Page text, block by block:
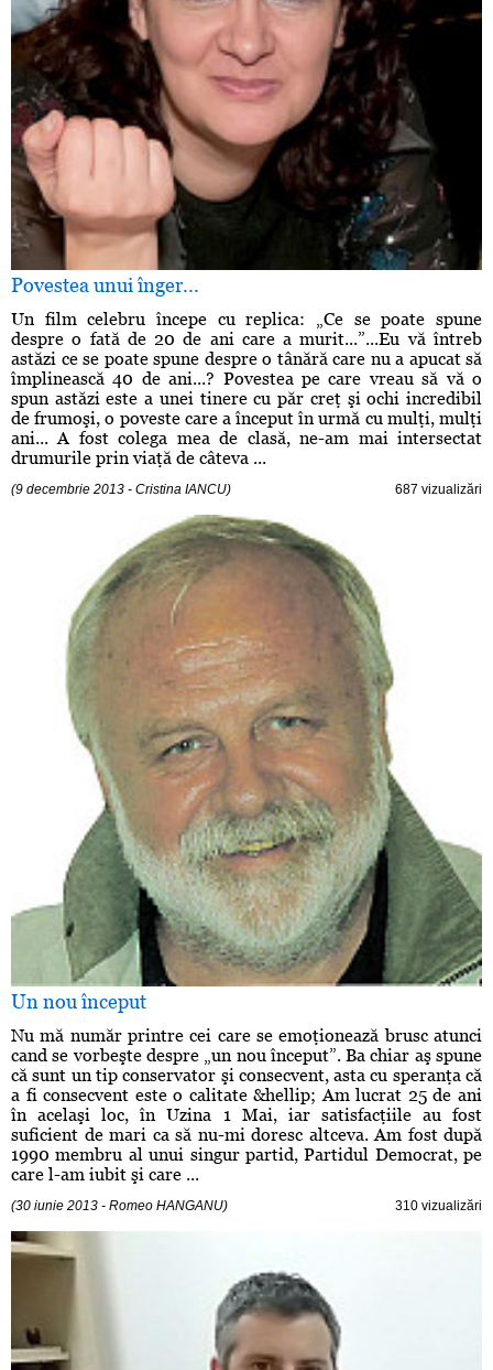
Povestea unui înger...
Un film celebru începe cu replica: „Ce se poate spune
despre o fată de 20 de ani care a murit...”...Eu vă întreb
astăzi ce se poate spune despre o tânără care nu a apucat să
împlinească 40 de ani...? Povestea pe care vreau să vă o
spun astăzi este a unei tinere cu păr creţ şi ochi incredibil
de frumoşi, o poveste care a început în urmă cu mulţi, mulţi
ani... A fost colega mea de clasă, ne-am mai intersectat
drumurile prin viaţă de câteva ...
(9 decembrie 2013 - Cristina IANCU) 687 vizualizări
Un nou început
Nu mă număr printre cei care se emoţionează brusc atunci
cand se vorbeşte despre „un nou început”. Ba chiar aş spune
că sunt un tip conservator şi consecvent, asta cu speranţa că
a fi consecvent este o calitate &hellip; Am lucrat 25 de ani
în acelaşi loc, în Uzina 1 Mai, iar satisfacţiile au fost
suficient de mari ca să nu-mi doresc altceva. Am fost după
1990 membru al unui singur partid, Partidul Democrat, pe
care l-am iubit şi care ...
(30 iunie 2013 - Romeo HANGANU) 310 vizualizări